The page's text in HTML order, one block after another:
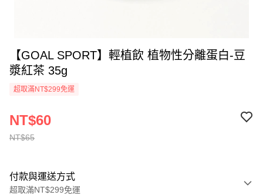
【GOAL SPORT】輕植飲 植物性分離蛋白-豆
漿紅茶 35g
超取滿NT$299免運
NT$65
NT$60
付款與運送方式
超取滿NT$299免運